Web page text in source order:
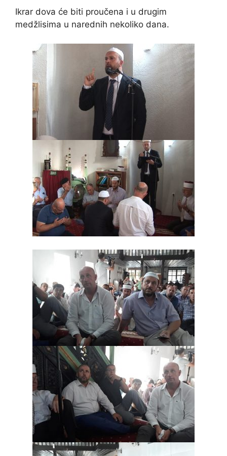
Ikrar dova će biti proučena i u drugim
medžlisima u narednih nekoliko dana.